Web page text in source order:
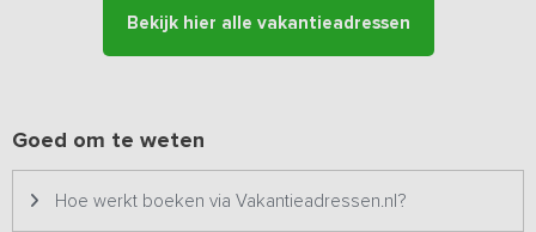
Bekijk hier alle vakantieadressen
Goed om te weten
Hoe werkt boeken via Vakantieadressen.nl?